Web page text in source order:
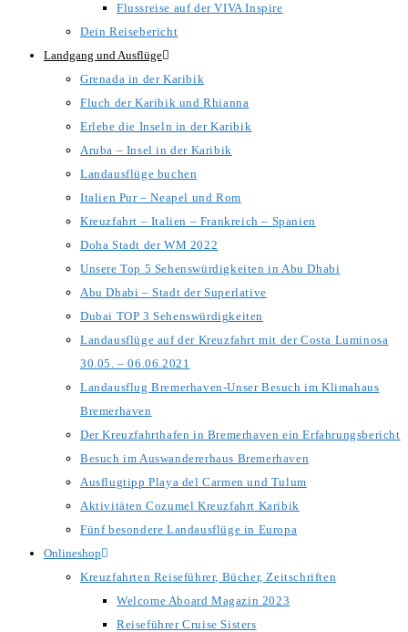
Flussreise auf der VIVA Inspire
Dein Reisebericht
Landgang und Ausflüge
Grenada in der Karibik
Fluch der Karibik und Rhianna
Erlebe die Inseln in der Karibik
Aruba – Insel in der Karibik
Landausflüge buchen
Italien Pur – Neapel und Rom
Kreuzfahrt – Italien – Frankreich – Spanien
Doha Stadt der WM 2022
Unsere Top 5 Sehenswürdigkeiten in Abu Dhabi
Abu Dhabi – Stadt der Superlative
Dubai TOP 3 Sehenswürdigkeiten
Landausflüge auf der Kreuzfahrt mit der Costa Luminosa
30.05. – 06.06.2021
Landausflug Bremerhaven-Unser Besuch im Klimahaus
Bremerhaven
Der Kreuzfahrthafen in Bremerhaven ein Erfahrungsbericht
Besuch im Auswandererhaus Bremerhaven
Ausflugtipp Playa del Carmen und Tulum
Aktivitäten Cozumel Kreuzfahrt Karibik
Fünf besondere Landausflüge in Europa
Onlineshop
Kreuzfahrten Reiseführer, Bücher, Zeitschriften
Welcome Aboard Magazin 2023
Reiseführer Cruise Sisters